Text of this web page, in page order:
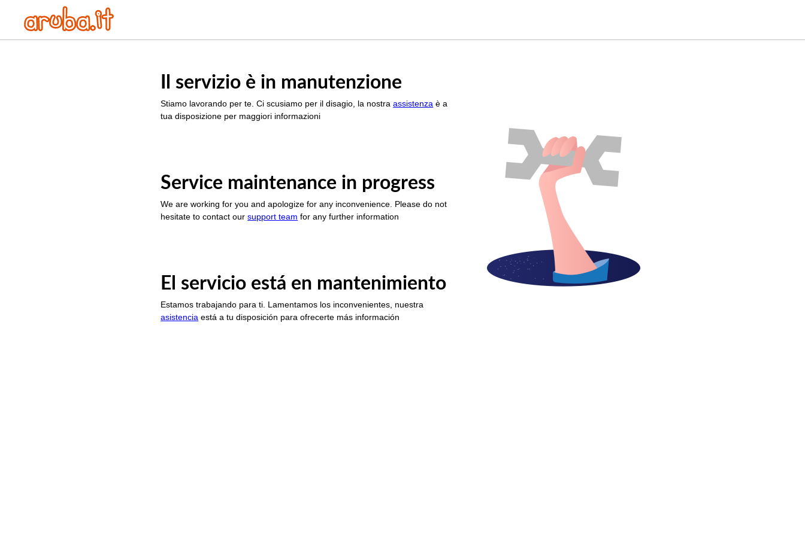
Il servizio è in manutenzione
Stiamo lavorando per te. Ci scusiamo per il disagio, la nostraassistenza è a
tua disposizione per maggiori informazioni
Service maintenance in progress
We are working for you and apologize for any inconvenience. Please do not
hesitate to contact oursupport team for any further information
El servicio está en mantenimiento
Estamos trabajando para ti. Lamentamos los inconvenientes, nuestra
asistencia está a tu disposición para ofrecerte más información